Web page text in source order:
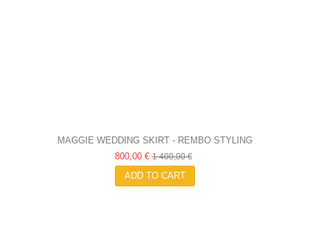
MAGGIE WEDDING SKIRT - REMBO STYLING
800,00 €1 400,00 €
ADD TO CART